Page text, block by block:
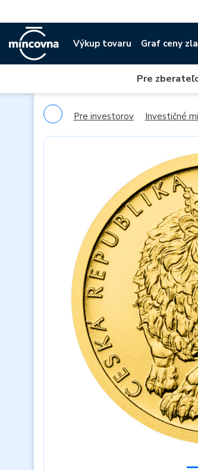
Výkup tovaru Graf ceny
Pre
Pre investorov Investičné
Previous